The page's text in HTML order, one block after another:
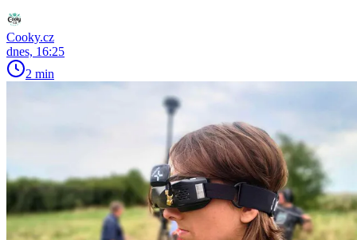
Cooky.cz
dnes, 16:25
2 min